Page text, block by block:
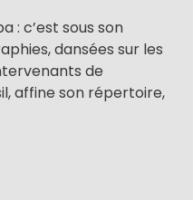
: c’est sous son
dansées sur les
de
affine son répertoire,